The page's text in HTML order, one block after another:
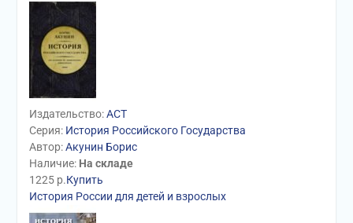
Издательство:АСТ
Серия: История Российского Государства
Автор:Акунин Борис
Наличие: На складе
1225р.Купить
История России для детей и взрослых